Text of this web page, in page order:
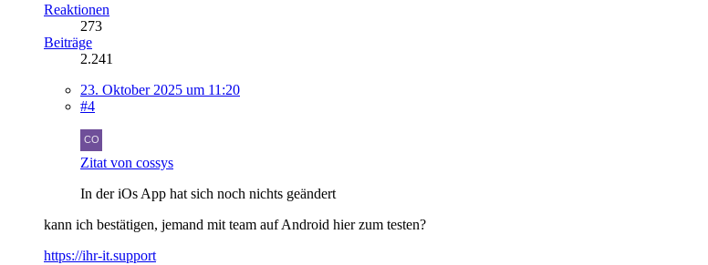
Reaktionen
273
Beiträge
2.241
23. Oktober 2025 um 11:20
#4
Zitat von cossys
In der iOs App hat sich noch nichts geändert
kann ich bestätigen, jemand mit team auf Android hier zum testen?
https://ihr-it.support